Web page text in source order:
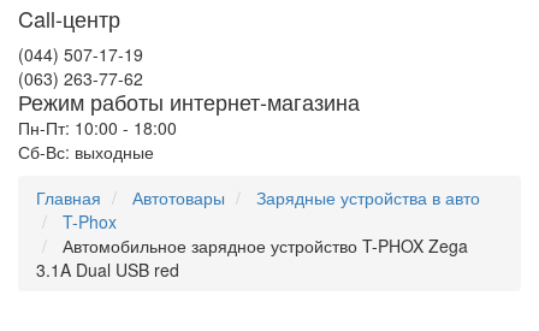
Call-центр
(044) 507-17-19
(063) 263-77-62
Режим работы интернет-магазина
Пн-Пт: 10:00 - 18:00
Сб-Вс: выходные
Главная
Автотовары
Зарядные устройства в авто
T-Phox
Автомобильное зарядное устройство T-PHOX Zega
3.1A Dual USB red